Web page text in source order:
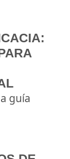
guía